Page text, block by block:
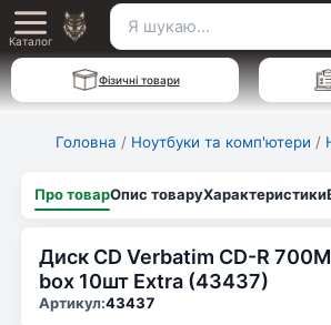
Перейти
до
вмісту
Main
Menu
Каталог
Пошук
для:
Фізичні товари
Головна / Ноутбуки та комп'ютери /
Про товарОпис товаруХарактеристики
Диск CD Verbatim CD-R
box 10шт Extra (43437)
Артикул:43437